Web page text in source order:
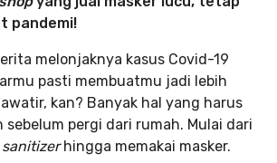
pandemi!
melonjaknya kasus Covid-19
pasti membuatmu jadi lebih
kan? Banyak hal yang harus
sebelum pergi dari rumah. Mulai dari
hingga memakai masker.